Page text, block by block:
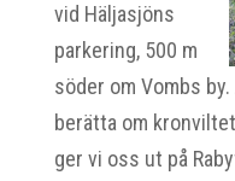
vid Häljasjöns
parkering, 500 m
söder om Vombs
berätta om
ger vi oss ut på